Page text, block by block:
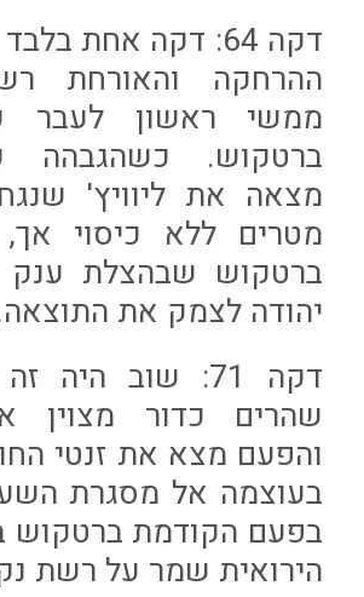
דקה 64: דקה אחת
ההרחקה והאורחת
ממשי ראשון לעבר
ברטקוש. כשהגבהה
מצאה את ליוויץ'
מטרים ללא כיסוי
ברטקוש שבהצלת ענק
יהודה לצמק את
דקה 71: שוב היה
שהרים כדור מצוין
והפעם מצא את זנטי
בעוצמה אל מסגרת
בפעם הקודמת ברטקוש
הירואית שמר על רשת